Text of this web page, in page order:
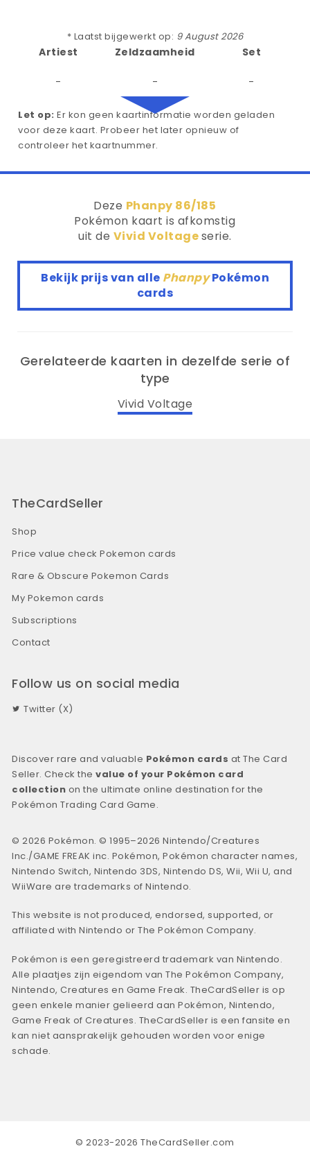
* Laatst bijgewerkt op: 9 August 2026
Artiest
-
Zeldzaamheid
-
Set
-
Let op: Er kon geen kaartinformatie worden geladen
voor deze kaart. Probeer het later opnieuw of
controleer het kaartnummer.
Deze Phanpy 86/185
Pokémon kaart is afkomstig
uit de Vivid Voltageserie.
Bekijk prijs van alle PhanpyPokémon
cards
Gerelateerde kaarten in dezelfde serie of
type
Vivid Voltage
TheCardSeller
Shop
Price value check Pokemon cards
Rare & Obscure Pokemon Cards
My Pokemon cards
Subscriptions
Contact
Follow us on social media
Twitter (X)
Discover rare and valuable Pokémon cards at The Card
Seller. Check thevalue of your Pokémon card
collection on the ultimate online destination for the
Pokémon Trading Card Game.
© 2026 Pokémon. © 1995–2026 Nintendo/Creatures
Inc./GAME FREAK inc. Pokémon, Pokémon character names,
Nintendo Switch, Nintendo 3DS, Nintendo DS, Wii, Wii U, and
WiiWare are trademarks of Nintendo.
This website is not produced, endorsed, supported, or
affiliated with Nintendo or The Pokémon Company.
Pokémon is een geregistreerd trademark van Nintendo.
Alle plaatjes zijn eigendom van The Pokémon Company,
Nintendo, Creatures en Game Freak. TheCardSeller is op
geen enkele manier gelieerd aan Pokémon, Nintendo,
Game Freak of Creatures. TheCardSeller is een fansite en
kan niet aansprakelijk gehouden worden voor enige
schade.
© 2023-2026 TheCardSeller.com